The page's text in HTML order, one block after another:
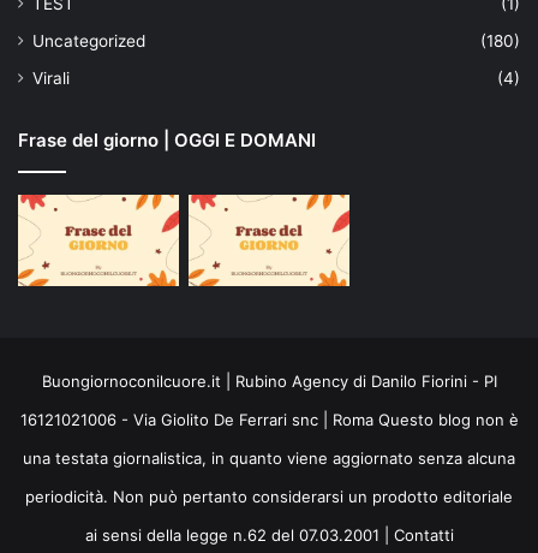
Uncategorized
(180)
Virali
(4)
Frase del giorno | OGGI E DOMANI
Buongiornoconilcuore.it | Rubino Agency di Danilo Fiorini - PI
16121021006 - Via Giolito De Ferrari snc | Roma Questo blog non è
una testata giornalistica, in quanto viene aggiornato senza alcuna
periodicità. Non può pertanto considerarsi un prodotto editoriale
ai sensi della legge n.62 del 07.03.2001 | Contatti